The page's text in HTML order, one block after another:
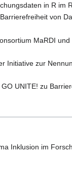
in R im
von
MaRDI
Initiative zur
UNITE! zu
Inklusion im